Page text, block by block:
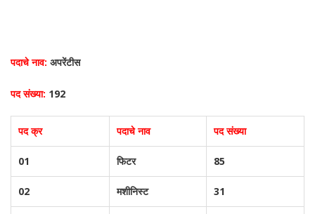
पदाचे नाव: अपरेंटीस
पद संख्या: 192
पद क्र पदाचे नाव पद संख्या
01 फिटर 85
02 मशीनिस्ट 31